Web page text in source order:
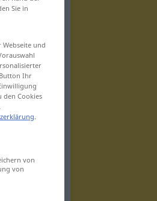
Sie in
und
Ihr
den Cookies
.
von
von